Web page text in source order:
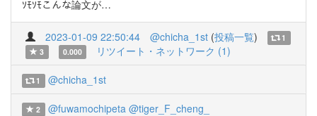
ｿﾓｿﾓこんな論文が…
2023-01-09 22:50:44 @chicha_1st (投稿一覧)
1
3
0.000 リツイート・ネットワーク (1)
1 @chicha_1st
2 @fuwamochipeta @tiger_F_cheng_